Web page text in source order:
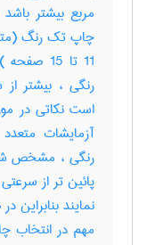
مربع بیشتر
11 تا
رنگی ، بیشتر
است نکاتی در
آزمایشات
رنگی ، مشخص
پائین تر از
نمایند
مهم در انتخاب